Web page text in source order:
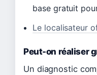
base gratuit
Le localisateur
Peut-on réaliser
Un diagnostic